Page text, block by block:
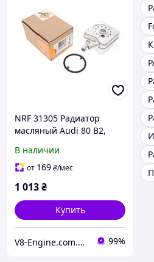
NRF 31305 Радиатор
масляный Audi 80 B2,
Coupe B3, 100 C4, 80 B4
В наличии
от 169₴/мес
1 013₴
Купить
V8-Engine.com.ua Авто-расходники 99%